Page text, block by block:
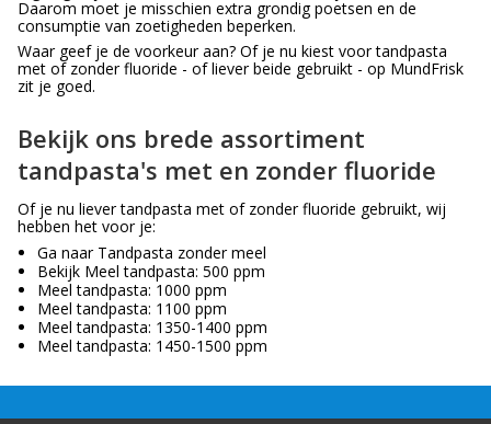
Daarom moet je misschien extra grondig poetsen en de
consumptie van zoetigheden beperken.
Waar geef je de voorkeur aan? Of je nu kiest voor tandpasta
met of zonder fluoride - of liever beide gebruikt - op MundFrisk
zit je goed.
Bekijk ons brede assortiment
tandpasta's met en zonder fluoride
Of je nu liever tandpasta met of zonder fluoride gebruikt, wij
hebben het voor je:
Ga naar Tandpasta zonder meel
Bekijk Meel tandpasta: 500 ppm
Meel tandpasta: 1000 ppm
Meel tandpasta: 1100 ppm
Meel tandpasta: 1350-1400 ppm
Meel tandpasta: 1450-1500 ppm